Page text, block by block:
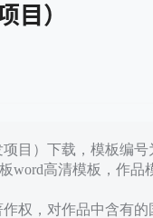
目）
目）下载，模板编号
word高清模板，作品
权，对作品中含有